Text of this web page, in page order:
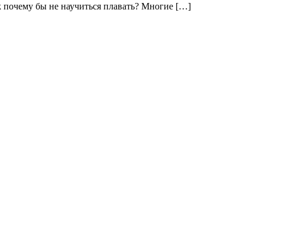
почему бы не научиться плавать? Многие […]